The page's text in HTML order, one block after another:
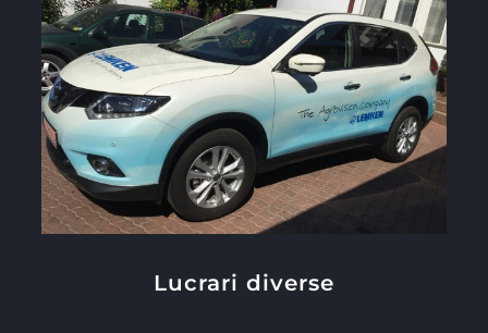
Lucrari diverse